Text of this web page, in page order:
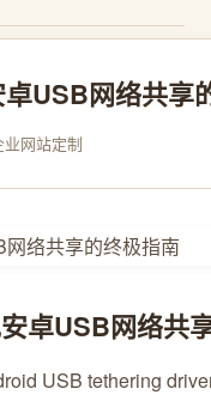
USB网络共享
网站定制
卓USB网络共
USB tethering